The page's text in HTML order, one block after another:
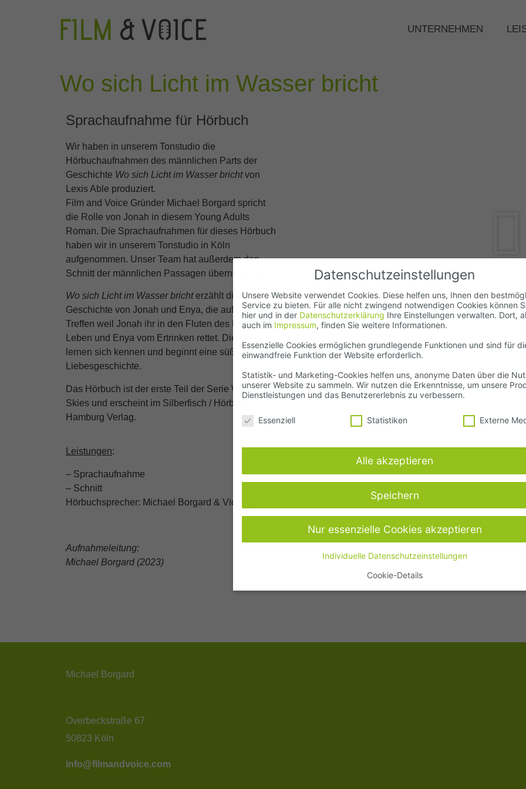
UNTERNEHMEN
Wo sich Licht im Wasser bricht
Sprachaufnahme für Hörbuch
Wir haben in unserem Tonstudio die
Hörbuchaufnahmen des männlichen Parts der
Geschichte Wo sich Licht im Wasser brichtvon
Lexis Able produziert.
Film and Voice Gründer Michael Borgard spricht
die Rolle von Jonah in diesem Young Adults
Roman. Die Sprachaufnahmen für dieses Hörbuch
haben wir in unserem Tonstudio in Köln
aufgenommen. Unser Team hat außerdem den
Schnitt der männlichen Passagen übernommen.
Wo sich Licht im Wasser brichterzählt die
Geschichte von Jonah und Enya, die aufeinander
Treffen weil Jonah ihr in den Fluten des Meers das
Leben und Enya vom Ertrinken rettet. Die beiden
lernen sich kennen und beginnt eine süße
Liebesgeschichte.
Das Hörbuch ist der erste Teil der Serie Westcoast
Skies und erscheint im Silberfisch / Hörbuch
Hamburg Verlag.
Leistungen:
– Sprachaufnahme
– Schnitt
Hörbuchsprecher: Michael Borgard & Viola Müller
Aufnahmeleitung:
Michael Borgard (2023)
Michael Borgard
Overbeckstraße 67
50823 Köln
info@filmandvoice.com
Datenschutzeinstellungen
Unsere Website verwendet Cookies. Diese helfen uns, Ihnen den
Service zu bieten. Für alle nicht zwingend notwendigen Cookies können
hier und in der Datenschutzerklärung Ihre Einstellungen verwalten. Dort,
auch im Impressum, finden Sie weitere Informationen.
Essenzielle Cookies ermöglichen grundlegende Funktionen und sind für
einwandfreie Funktion der Website erforderlich.
Statistik- und Marketing-Cookies helfen uns, anonyme Daten über die
unserer Website zu sammeln. Wir nutzen die Erkenntnisse, um unsere
Dienstleistungen und das Benutzererlebnis zu verbessern.
Essenziell
Statistiken Externe
Alle akzeptieren
Speichern
Nur essenzielle Cookies akzeptieren
Individuelle Datenschutzeinstellungen
Cookie-Details
Datenschutzeinstellungen